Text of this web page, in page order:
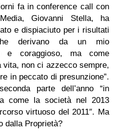
fa in conference call con
Giovanni Stella, ha
e dispiaciuto per i risultati
derivano da un mio
e coraggioso, ma come
non ci azzecco sempre,
in peccato di presunzione”.
parte dell’anno “in
come la società nel 2013
virtuoso del 2011″. Ma
dalla Proprietà?